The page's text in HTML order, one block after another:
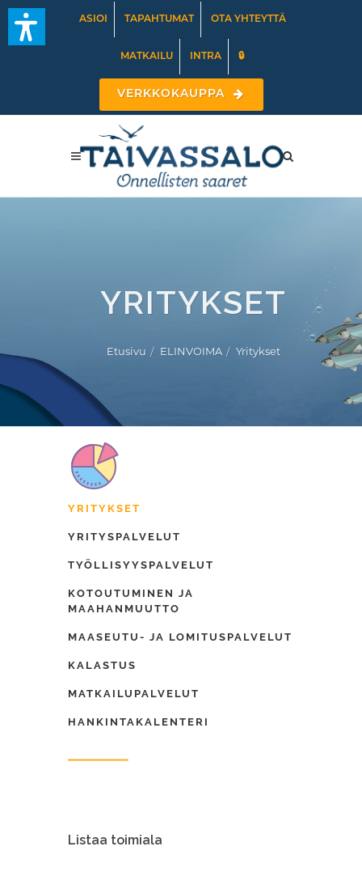
ASIOI TAPAHTUMAT OTA YHTEYTTÄ
MATKAILU INTRA 🔒
VERKKOKAUPPA
YRITYKSET
Etusivu ELINVOIMA Yritykset
YRITYKSET
YRITYSPALVELUT
TYÖLLISYYSPALVELUT
KOTOUTUMINEN JA
MAAHANMUUTTO
MAASEUTU- JA LOMITUSPALVELUT
KALASTUS
MATKAILUPALVELUT
HANKINTAKALENTERI
Listaa toimiala